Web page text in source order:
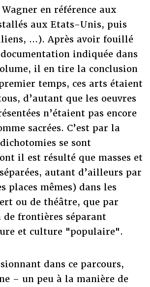
en référence aux
aux Etats-Unis, puis
...). Après avoir fouillé
indiquée dans
il en tire la conclusion
temps, ces arts étaient
d’autant que les oeuvres
n’étaient pas encore
sacrées. C’est par la
se sont
il est résulté que masses et
autant d’ailleurs par
places mêmes) dans les
ou de théâtre, que par
frontières séparant
et culture "populaire".
dans ce parcours,
– un peu à la manière de